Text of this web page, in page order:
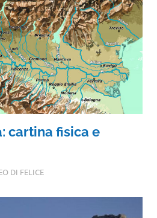
cartina fisica e
DI FELICE